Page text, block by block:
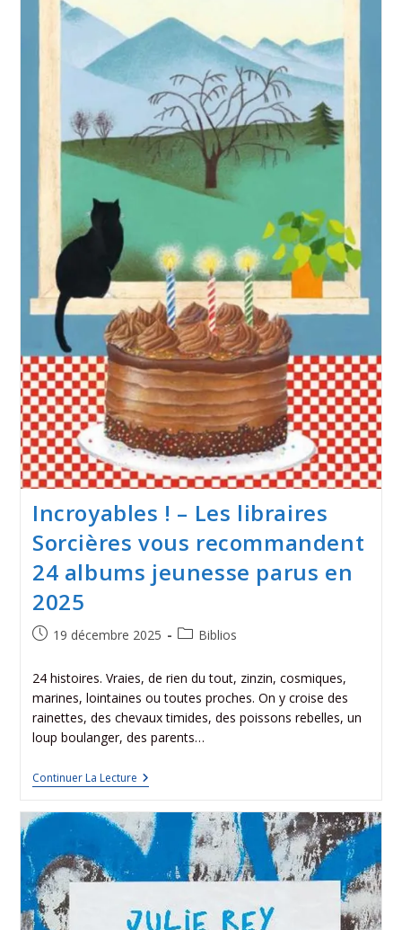
Incroyables ! – Les libraires
Sorcières vous recommandent
24 albums jeunesse parus en
2025
19 décembre 2025 Biblios
24 histoires. Vraies, de rien du tout, zinzin, cosmiques,
marines, lointaines ou toutes proches. On y croise des
rainettes, des chevaux timides, des poissons rebelles, un
loup boulanger, des parents…
Continuer La Lecture